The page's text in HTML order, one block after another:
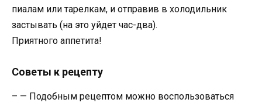
пиалам или тарелкам, и отправив в холодильник
застывать (на это уйдет час-два).
Приятного аппетита!
Советы к рецепту
– — Подобным рецептом можно воспользоваться